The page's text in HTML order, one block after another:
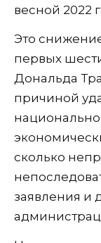
весной 2022
Это
первых
Дональда
причиной
сколько
заявления и